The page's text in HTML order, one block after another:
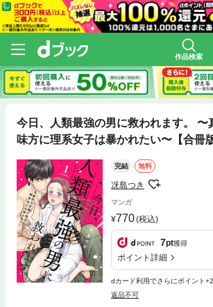
作品検索
今日、人類最強の男に救われます。 〜
味方に理系女子は暴かれたい〜【合冊
完結 無料
冴島つき
マンガ
770(税込)
7pt獲得
ポイント詳細
dカード利用でさらにポイント
返品不可